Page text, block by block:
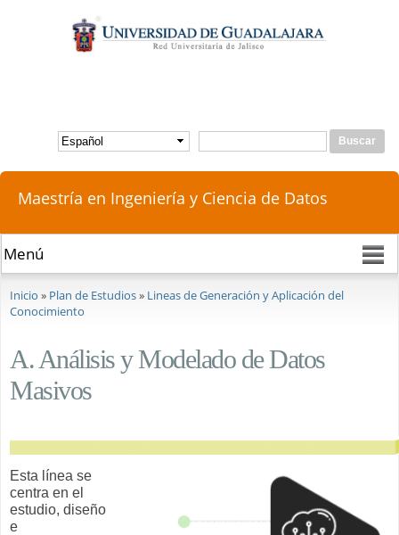
contenido
principal
Formulario de búsqueda
Buscar
Maestría en Ingeniería y Ciencia de Datos
Inicio » Plan de Estudios» Lineas de Generación y Aplicación del
Conocimiento
A. Análisis y Modelado de Datos
Masivos
Esta línea se
centra en el
estudio, diseño
e